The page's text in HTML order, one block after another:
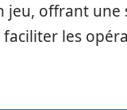
jeu, offrant une
les